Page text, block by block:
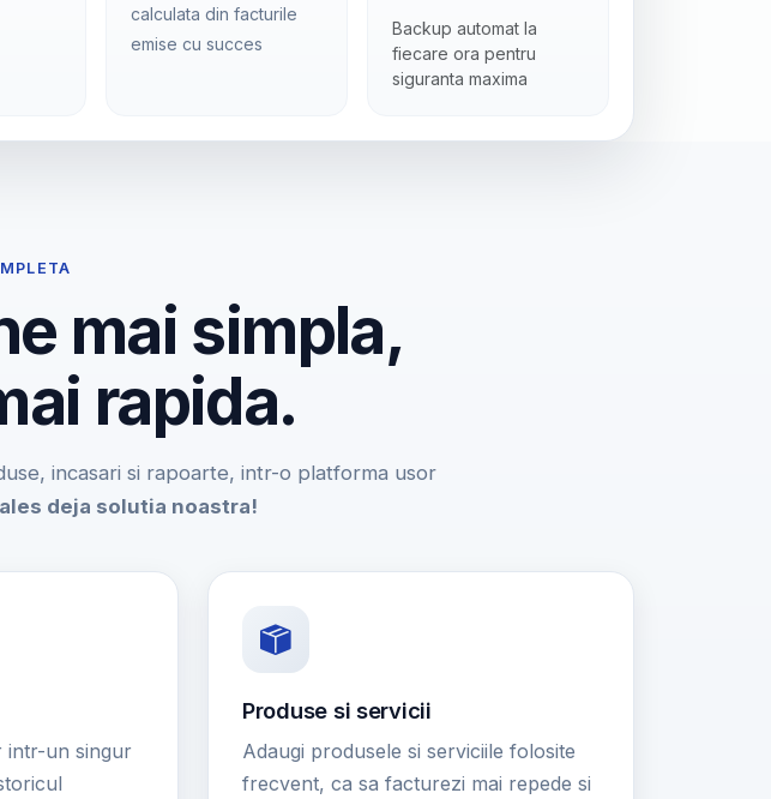
calculata din facturile
emise cu succes
Backup automat la
fiecare ora pentru
siguranta maxima
mai simpla,
rapida.
incasari si rapoarte, intr-o platforma usor
deja solutia noastra!
intr-un singur
Produse si servicii
Adaugi produsele si serviciile folosite
frecvent, ca sa facturezi mai repede si